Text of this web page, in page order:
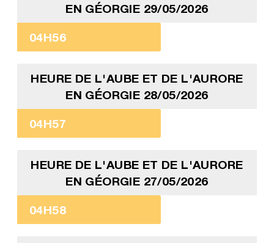
EN GÉORGIE 29/05/2026
04H56
HEURE DE L'AUBE ET DE L'AURORE
EN GÉORGIE 28/05/2026
04H57
HEURE DE L'AUBE ET DE L'AURORE
EN GÉORGIE 27/05/2026
04H58